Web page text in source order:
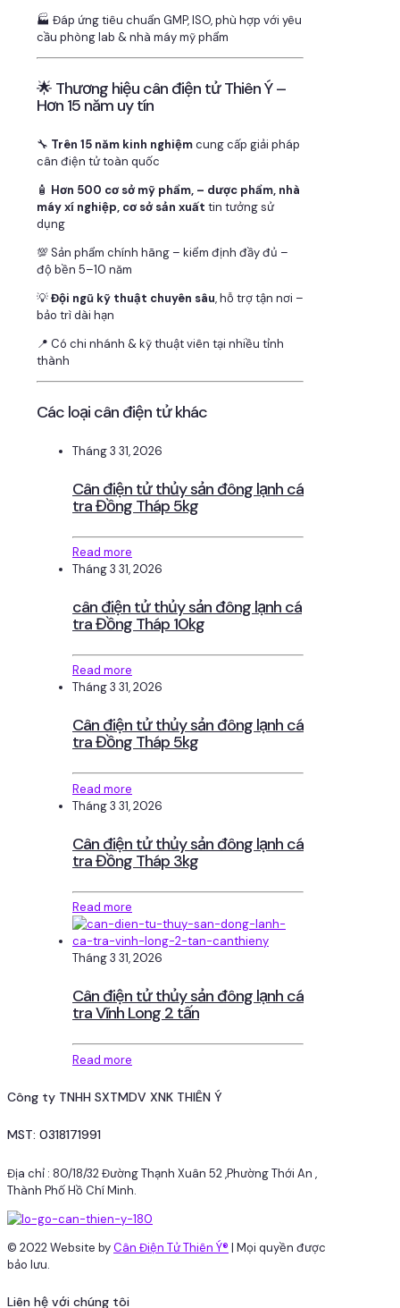
🏭 Đáp ứng tiêu chuẩn GMP, ISO, phù hợp với yêu
cầu phòng lab & nhà máy mỹ phẩm
🌟 Thương hiệu cân điện tử Thiên Ý –
Hơn 15 năm uy tín
🔧 Trên 15 năm kinh nghiệmcung cấp giải pháp
cân điện tử toàn quốc
🧴 Hơn 500 cơ sở mỹ phẩm, – dược phẩm, nhà
máy xí nghiệp, cơ sở sản xuất tin tưởng sử
dụng
💯 Sản phẩm chính hãng – kiểm định đầy đủ –
độ bền 5–10 năm
💡Đội ngũ kỹ thuật chuyên sâu, hỗ trợ tận nơi –
bảo trì dài hạn
📍 Có chi nhánh & kỹ thuật viên tại nhiều tỉnh
thành
Các loại cân điện tử khác
Tháng 3 31, 2026
Cân điện tử thủy sản đông lạnh cá
tra Đồng Tháp 5kg
Read more
Tháng 3 31, 2026
cân điện tử thủy sản đông lạnh cá
tra Đồng Tháp 10kg
Read more
Tháng 3 31, 2026
Cân điện tử thủy sản đông lạnh cá
tra Đồng Tháp 5kg
Read more
Tháng 3 31, 2026
Cân điện tử thủy sản đông lạnh cá
tra Đồng Tháp 3kg
Read more
Tháng 3 31, 2026
Cân điện tử thủy sản đông lạnh cá
tra Vĩnh Long 2 tấn
Read more
Công ty TNHH SXTMDV XNK THIÊN Ý
MST: 0318171991
Địa chỉ : 80/18/32 Đường Thạnh Xuân 52 ,Phường Thới An ,
Thành Phố Hồ Chí Minh.
© 2022 Website byCân Điện Tử Thiên Ý® | Mọi quyền được
bảo lưu.
Liên hệ với chúng tôi